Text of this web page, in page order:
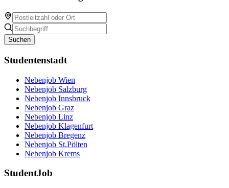
Suchen
Studentenstadt
Nebenjob Wien
Nebenjob Salzburg
Nebenjob Innsbruck
Nebenjob Graz
Nebenjob Linz
Nebenjob Klagenfurt
Nebenjob Bregenz
Nebenjob St.Pölten
Nebenjob Krems
StudentJob